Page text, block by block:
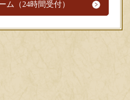
ム（24時間受付）